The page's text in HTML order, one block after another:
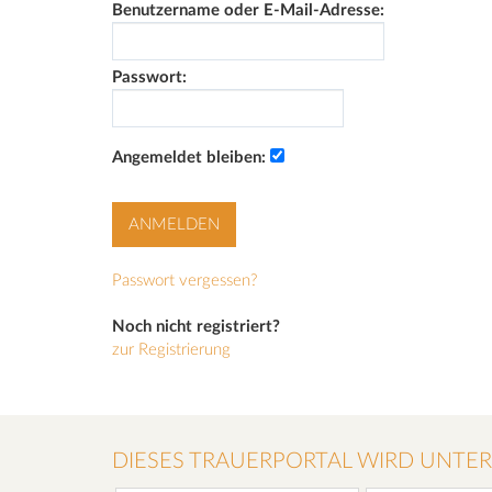
Benutzername oder E-Mail-Adresse:
Passwort:
Angemeldet bleiben:
Passwort vergessen?
Noch nicht registriert?
zur Registrierung
DIESES TRAUERPORTAL WIRD